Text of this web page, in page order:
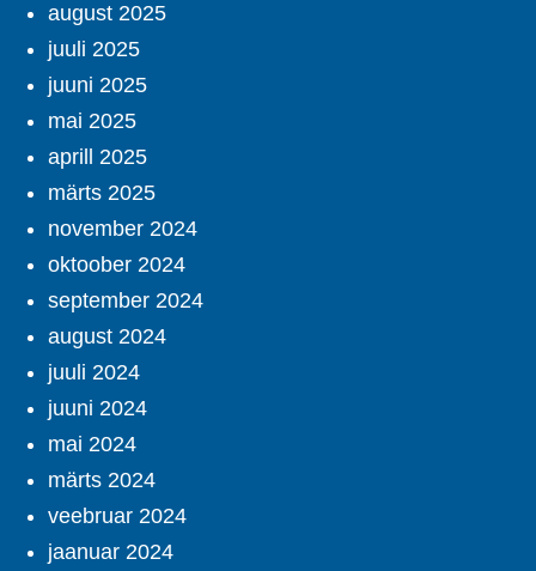
august 2025
juuli 2025
juuni 2025
mai 2025
aprill 2025
märts 2025
november 2024
oktoober 2024
september 2024
august 2024
juuli 2024
juuni 2024
mai 2024
märts 2024
veebruar 2024
jaanuar 2024